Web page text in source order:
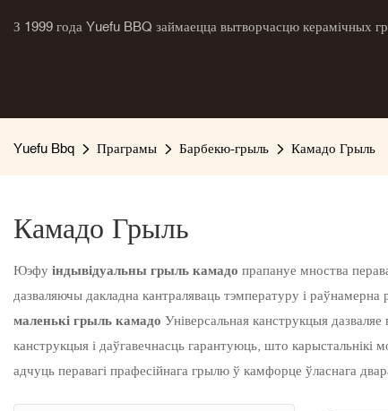
З 1999 года Yuefu BBQ займаецца вытворчасцю керамічных
Yuefu Bbq Праграмы Барбекю-грыль Камадо Грыль
Камадо Грыль
Юэфу індывідуальны грыль камадо прапануе мноства
дазваляючы дакладна кантраляваць тэмпературу і
маленькі грыль камадо Універсальная канструкцыя
канструкцыя і даўгавечнасць гарантуюць, што
адчуць перавагі прафесійнага грылю ў камфорце ўласнага